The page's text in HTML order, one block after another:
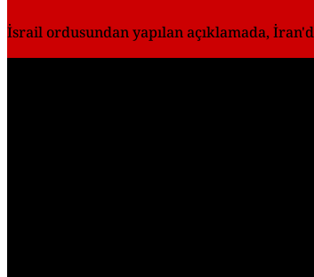
İsrail ordusundan yapılan açıklamada,